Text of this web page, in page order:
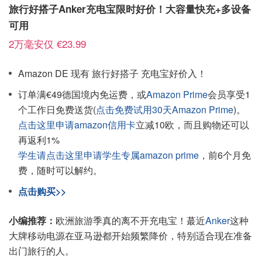
旅行好搭子Anker充电宝限时好价！大容量快充+多设备
可用
2万毫安仅 €23.99
Amazon DE 现有 旅行好搭子 充电宝好价入！
订单满€49德国境内免运费，或Amazon Prime会员享受1
个工作日免费送货(点击免费试用30天Amazon Prime)。
点击这里申请amazon信用卡立减10欧，而且购物还可以
再返利1%
学生请点击这里申请学生专属amazon prime ，前6个月免
费，随时可以解约。
点击购买>>
小编推荐： 欧洲旅游季真的离不开充电宝！蕞近Anker这种
大牌移动电源在亚马逊都开始频繁降价，特别适合现在准备
出门旅行的人。